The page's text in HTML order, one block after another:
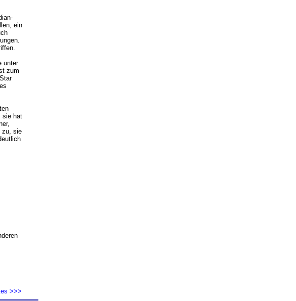
ein
unter
zum
sie hat
zu, sie
>>>